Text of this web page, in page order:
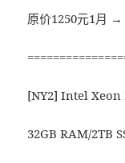
原价1250元1月 →
[NY2] Intel Xeon
32GB RAM/2TB